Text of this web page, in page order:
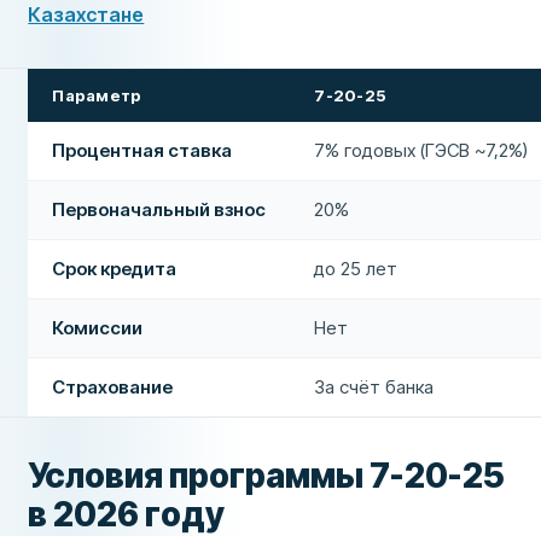
Казахстане
Параметр 7-20-25
Процентная ставка 7% годовых (ГЭСВ ~7,2%)
Первоначальный взнос 20%
Срок кредита до 25 лет
Комиссии Нет
Страхование За счёт банка
Условия программы 7-20-25
в 2026 году